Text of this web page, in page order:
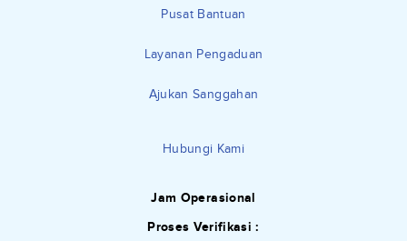
Pusat Bantuan
Layanan Pengaduan
Ajukan Sanggahan
Hubungi Kami
Jam Operasional
Proses Verifikasi :